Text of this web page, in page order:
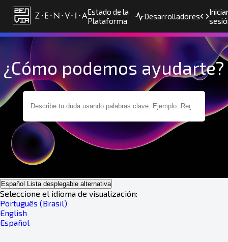
Estado de la
Plataforma
Desarrolladores
¿Cómo podemos ayudarte?
Español Lista desplegable alternativa
Seleccione el idioma de visualización:
Português (Brasil)
English
Español